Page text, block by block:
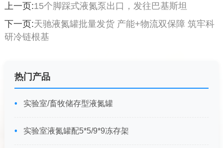
上一页:15个脚踩式液氮泵出口，发往巴基斯坦
下一页:天驰液氮罐批量发货 产能+物流双保障 筑牢科
研冷链根基
热门产品
实验室/畜牧储存型液氮罐
实验室液氮罐配5*5/9*9冻存架